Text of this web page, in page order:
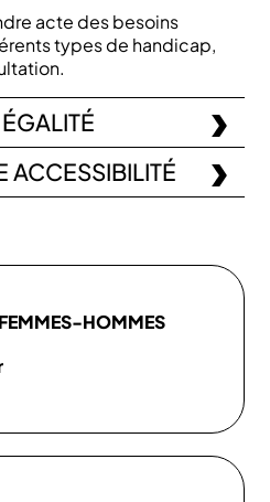
acte des besoins
types de handicap,
ACCESSIBILITÉ
HOMMES